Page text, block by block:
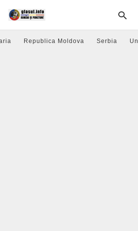
Republica Moldova Serbia